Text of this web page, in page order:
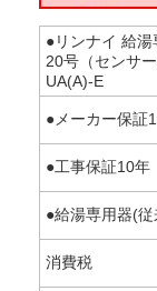
●リンナイ 給
20号（センサ
UA(A)-E
●メーカー保証
●工事保証10年
●給湯専用器(
消費税